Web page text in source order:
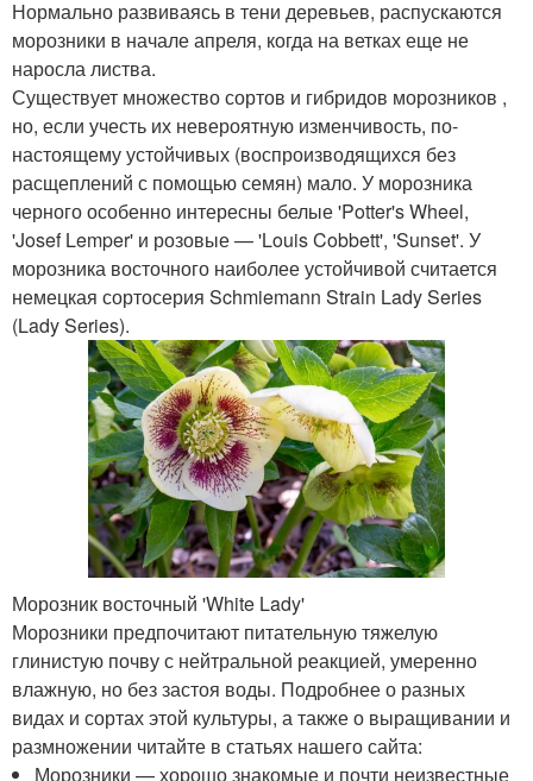
Нормально развиваясь в тени деревьев, распускаются
морозники в начале апреля, когда на ветках еще не
наросла листва.
Существует множество сортов и гибридов морозников ,
но, если учесть их невероятную изменчивость, по-
настоящему устойчивых (воспроизводящихся без
расщеплений с помощью семян) мало. У морозника
черного особенно интересны белые 'Potter's Wheel,
'Josef Lemper' и розовые — 'Louis Cobbett', 'Sunset'. У
морозника восточного наиболее устойчивой считается
немецкая сортосерия Schmiemann Strain Lady Series
(Lady Series).
Морозник восточный 'White Lady'
Морозники предпочитают питательную тяжелую
глинистую почву с нейтральной реакцией, умеренно
влажную, но без застоя воды. Подробнее о разных
видах и сортах этой культуры, а также о выращивании и
размножении читайте в статьях нашего сайта:
Морозники — хорошо знакомые и почти неизвестные